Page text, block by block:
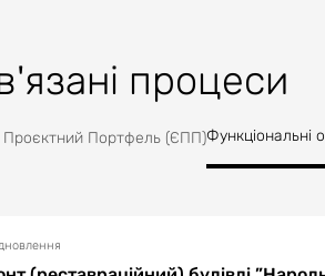
процеси
Проєктний Портфель (ЄПП)Функціональні